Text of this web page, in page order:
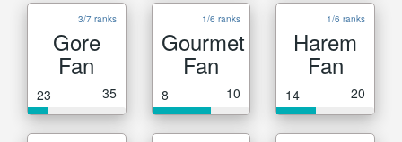
3/7 ranks
Gore
Fan
23 35
1/6 ranks
Gourmet
Fan
8 10
1/6 ranks
Harem
Fan
14 20